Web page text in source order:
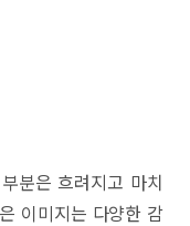
분은 흐려지고 마치
이미지는 다양한 감